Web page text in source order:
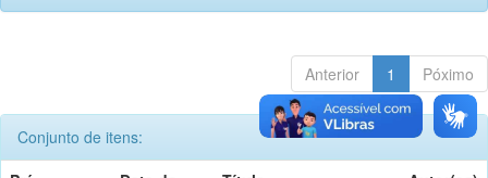
Anterior 1 Póximo
Conjunto de itens: